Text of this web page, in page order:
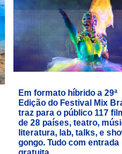
Em formato híbrido a 29ª
Edição do Festival Mix
traz para o público 117
de 28 países, teatro,
literatura, lab, talks, e
gongo. Tudo com entrada